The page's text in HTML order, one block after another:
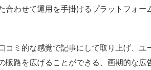
わせて運用を手掛けるプラットフォー
コミ的な感覚で記事にして取り上げ、ユ
販路を広げることができる、画期的な広